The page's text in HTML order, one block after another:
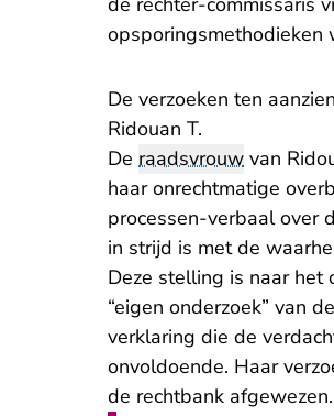
opsporingsmethodieken
De verzoeken ten
Ridouan T.
De raadsvrouw van
haar onrechtmatige
processen-verbaal over
in strijd is met de
Deze stelling is naar het
“eigen onderzoek” van
verklaring die de
onvoldoende. Haar
de rechtbank afgewezen.